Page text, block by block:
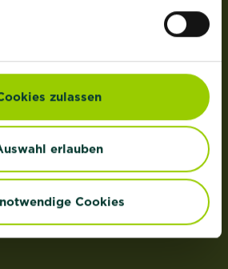
zulassen
erlauben
Cookies